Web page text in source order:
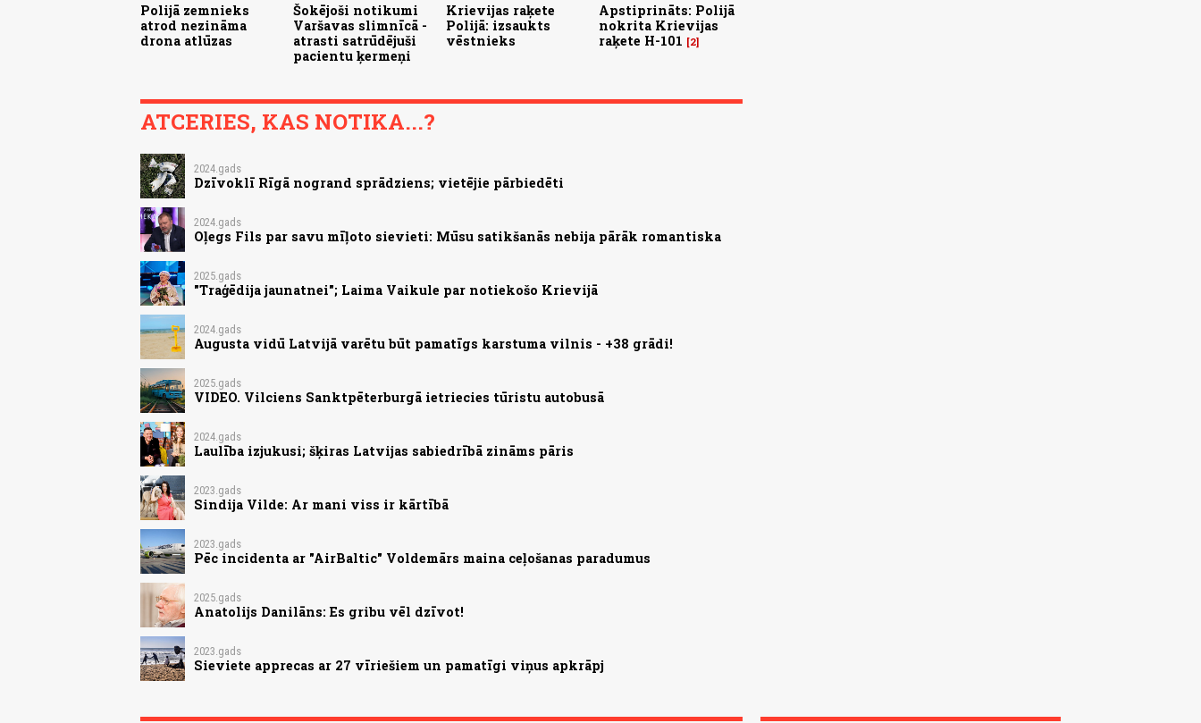
Polijā zemnieks
atrod nezināma
drona atlūzas
Šokējoši notikumi
Varšavas slimnīcā -
atrasti satrūdējuši
pacientu ķermeņi
Krievijas raķete
Polijā: izsaukts
vēstnieks
Apstiprināts: Polijā
nokrita Krievijas
raķete H-101
2
ATCERIES, KAS NOTIKA...?
2024.gads
Dzīvoklī Rīgā nogrand sprādziens; vietējie pārbiedēti
2024.gads
Oļegs Fils par savu mīļoto sievieti: Mūsu satikšanās nebija pārāk romantiska
2025.gads
"Traģēdija jaunatnei"; Laima Vaikule par notiekošo Krievijā
2024.gads
Augusta vidū Latvijā varētu būt pamatīgs karstuma vilnis - +38 grādi!
2025.gads
VIDEO. Vilciens Sanktpēterburgā ietriecies tūristu autobusā
2024.gads
Laulība izjukusi; šķiras Latvijas sabiedrībā zināms pāris
2023.gads
Sindija Vilde: Ar mani viss ir kārtībā
2023.gads
Pēc incidenta ar "AirBaltic" Voldemārs maina ceļošanas paradumus
2025.gads
Anatolijs Danilāns: Es gribu vēl dzīvot!
2023.gads
Sieviete apprecas ar 27 vīriešiem un pamatīgi viņus apkrāpj